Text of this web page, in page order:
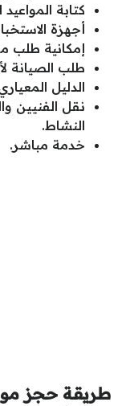
كتابة
أجهزة
إمكانية طلب
طلب الصيانة
الدليل
نقل الفنيين
النشاط.
خدمة مباشر.
طريقة حجز